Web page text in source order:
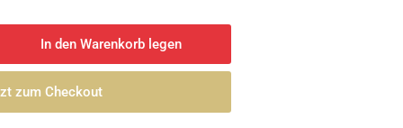
In den Warenkorb legen
zum Checkout